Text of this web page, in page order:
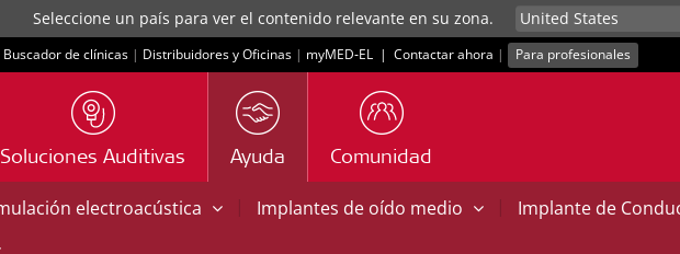
Seleccione un país para ver el contenido relevante en su zona.
Buscador de clínicas | Distribuidores y Oficinas | myMED‑EL | Contactar ahora | Para profesionales
Soluciones Auditivas Ayuda Comunidad
electroacústica | Implantes de oído medio | Implante de